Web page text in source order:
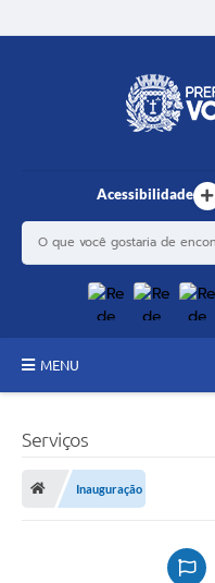
Acessibilidade
MENU
A História
Serviços
Inauguração